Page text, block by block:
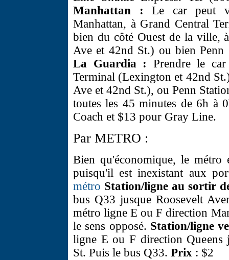
Manhattan : Le car peut
Manhattan, à Grand Central
bien du côté Ouest de la ville,
Ave et 42nd St.) ou bien
La Guardia : Prendre le
Terminal (Lexington et 42nd
Ave et 42nd St.), ou Penn
toutes les 45 minutes de 6h à
Coach et $13 pour Gray Line.
Par METRO :
Bien qu'économique, le
puisqu'il est inexistant aux
métro Station/ligne au sortir
bus Q33 jusque Roosevelt
métro ligne E ou F direction
le sens opposé. Station/ligne
ligne E ou F direction Queens
St. Puis le bus Q33. Prix : $2